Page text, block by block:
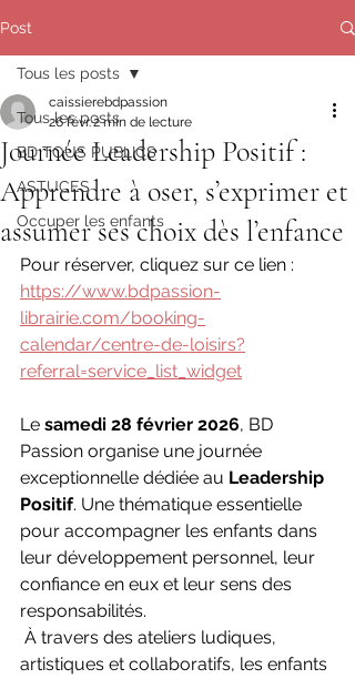
Post
Tous les posts
BD TOUS PUBLICS
ASTUCES
Occuper les enfants
Tous les posts
Journée Leadership Positif :
Apprendre à oser, s’exprimer et
assumer ses choix dès l’enfance
caissierebdpassion
26 févr.2 min de lecture
Pour réserver, cliquez sur ce lien :
https://www.bdpassion-
librairie.com/booking-
calendar/centre-de-loisirs?
referral=service_list_widget
Le samedi 28 février 2026, BD
Passion organise une journée
exceptionnelle dédiée au Leadership
Positif. Une thématique essentielle
pour accompagner les enfants dans
leur développement personnel, leur
confiance en eux et leur sens des
responsabilités.
artistiques et collaboratifs, les enfants